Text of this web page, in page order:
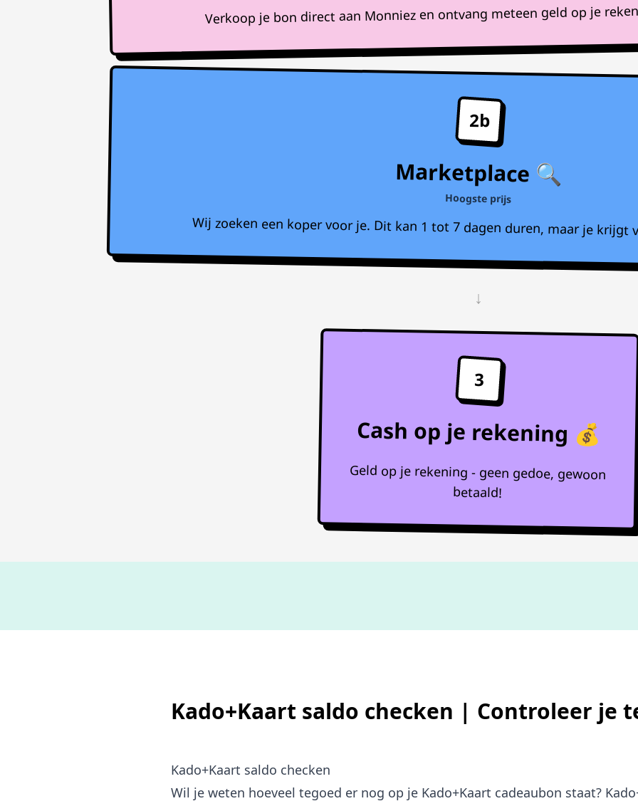
Verkoop je bon direct aan Monniez en ontvang meteen geld op je
2b
Marketplace 🔍
Hoogste prijs
Wij zoeken een koper voor je. Dit kan 1 tot 7 dagen duren, maar je krijgt
↓
3
Cash op je rekening 💰
Geld op je rekening - geen gedoe, gewoon
betaald!
Kado+Kaart saldo checken | Controleer je
Kado+Kaart saldo checken
Wil je weten hoeveel tegoed er nog op je Kado+Kaart cadeaubon staat?